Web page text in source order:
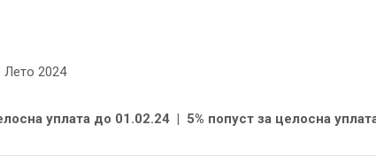
Лето 2024
уплата до 01.02.24 | 5% попуст за целосна